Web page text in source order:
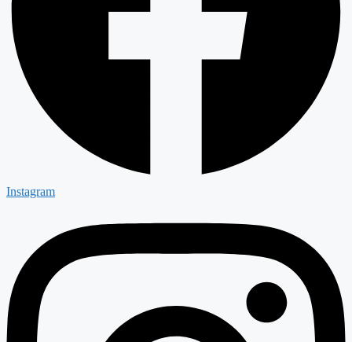
Instagram